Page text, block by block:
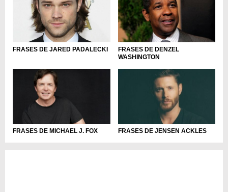
FRASES DE JARED PADALECKI
FRASES DE DENZEL
WASHINGTON
FRASES DE MICHAEL J. FOX FRASES DE JENSEN ACKLES